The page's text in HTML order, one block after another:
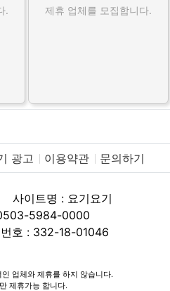
. 제휴 업체를 모집합니다.
광고 이용약관 문의하기
사이트명 : 요기요기
5984-0000
호 : 332-18-01046
업체와 제휴를 하지 않습니다.
제휴가능 합니다.